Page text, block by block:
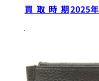
買取時期2025